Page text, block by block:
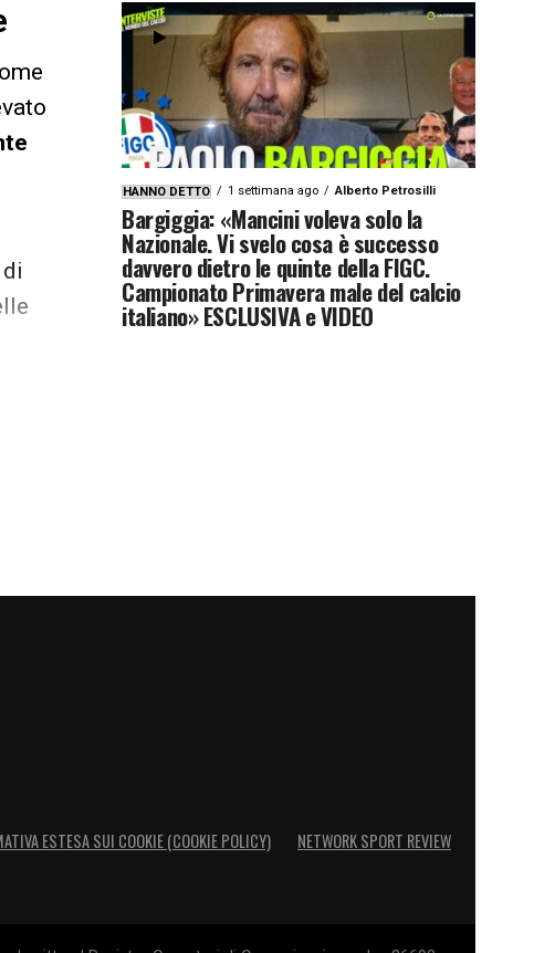
HANNO DETTO 1 settimana ago Alberto Petrosilli
Bargiggia: «Mancini voleva solo la
Nazionale. Vi svelo cosa è successo
davvero dietro le quinte della FIGC.
Campionato Primavera male del calcio
italiano» ESCLUSIVA e VIDEO
ESTESA SUI COOKIE (COOKIE POLICY) NETWORK SPORT REVIEW